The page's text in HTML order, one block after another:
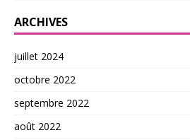
ARCHIVES
juillet 2024
octobre 2022
septembre 2022
août 2022